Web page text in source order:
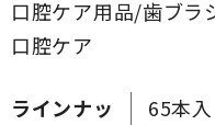
口腔ケア用品/歯ブラ
口腔ケア
ラインナッ
65本入